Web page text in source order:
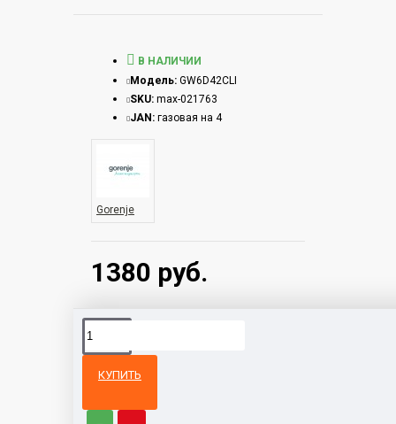
1380 руб.
В НАЛИЧИИ
Модель: GW6D42CLI
SKU: max-021763
JAN: газовая на 4
Gorenje
КУПИТЬ
категории